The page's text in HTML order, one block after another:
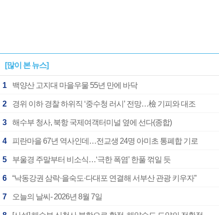
[많이 본 뉴스]
1 백양산 고지대 마을우물 55년 만에 바닥
2 경위 이하 경찰 하위직 ‘중수청 러시’ 전망…檢 기피와 대조
3 해수부 청사, 북항 국제여객터미널 옆에 선다(종합)
4 피란마을 67년 역사인데…전교생 24명 아미초 통폐합 기로
5 부울경 주말부터 비소식…‘극한 폭염’ 한풀 꺾일 듯
6 “낙동강권 삼락·을숙도·다대포 연결해 서부산 관광 키우자”
7 오늘의 날씨- 2026년 8월 7일